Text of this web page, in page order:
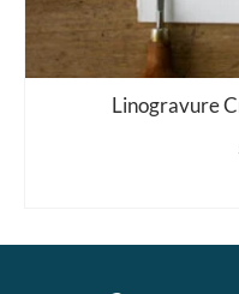
Linogravure